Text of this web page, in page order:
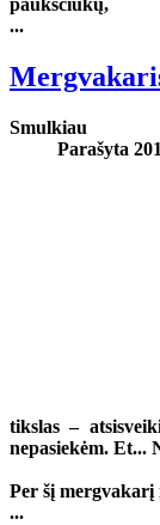
paukščiukų,
...
Smulkiau
Parašyta
tikslas –
nepasiekėm. Et...
Per šį mergvakarį
...